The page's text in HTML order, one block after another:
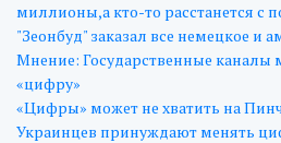
миллионы,а кто-то расстанется с
"Зеонбуд" заказал все немецкое и
Мнение: Государственные каналы
«цифру»
«Цифры» может не хватить на
Украинцев принуждают менять